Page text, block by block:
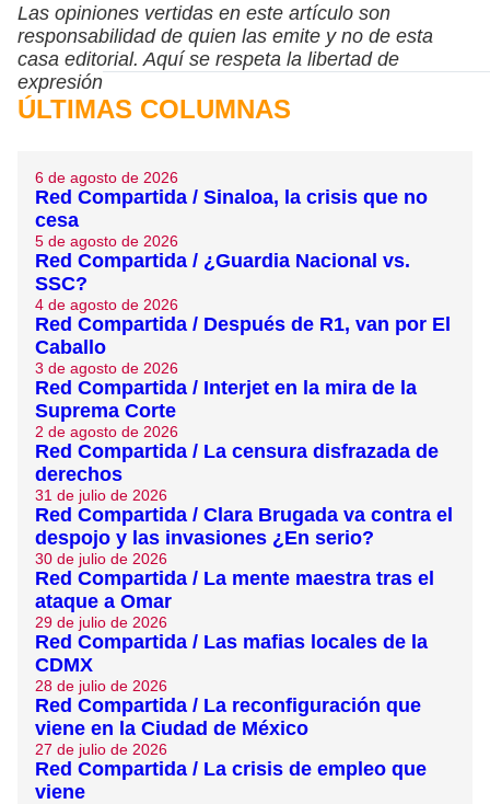
Las opiniones vertidas en este artículo son
responsabilidad de quien las emite y no de esta
casa editorial. Aquí se respeta la libertad de
expresión
ÚLTIMAS COLUMNAS
6 de agosto de 2026
Red Compartida / Sinaloa, la crisis que no
cesa
5 de agosto de 2026
Red Compartida / ¿Guardia Nacional vs.
SSC?
4 de agosto de 2026
Red Compartida / Después de R1, van por El
Caballo
3 de agosto de 2026
Red Compartida / Interjet en la mira de la
Suprema Corte
2 de agosto de 2026
Red Compartida / La censura disfrazada de
derechos
31 de julio de 2026
Red Compartida / Clara Brugada va contra el
despojo y las invasiones ¿En serio?
30 de julio de 2026
Red Compartida / La mente maestra tras el
ataque a Omar
29 de julio de 2026
Red Compartida / Las mafias locales de la
CDMX
28 de julio de 2026
Red Compartida / La reconfiguración que
viene en la Ciudad de México
27 de julio de 2026
Red Compartida / La crisis de empleo que
viene